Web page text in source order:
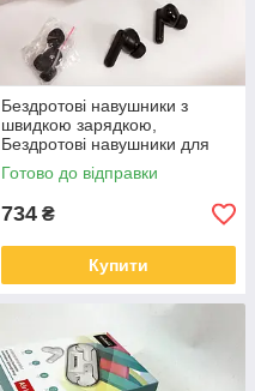
Бездротові навушники з
швидкою зарядкою,
Бездротові навушники для
смартфона мікронавушники
YR-93
Готово до відправки
734 ₴
Купити